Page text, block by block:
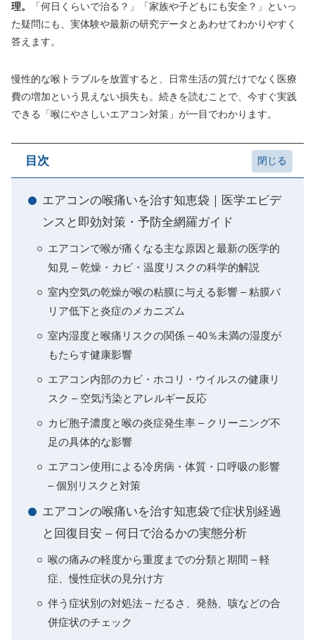
理。
「何日くらいで治る？」「家族や子どもにも安全？」といっ
た疑問にも、実体験や最新の研究データとあわせてわかりやすく
答えます。
慢性的な喉トラブルを放置すると、日常生活の質だけでなく医療
費の増加という見えない損失も。続きを読むことで、今すぐ実践
できる「喉にやさしいエアコン対策」が一目でわかります。
目次
エアコンの喉痛いを治す知恵袋｜医学エビデ
ンスと即効対策・予防全網羅ガイド
エアコンで喉が痛くなる主な原因と最新の医学的
知見 – 乾燥・カビ・温度リスクの科学的解説
室内空気の乾燥が喉の粘膜に与える影響 – 粘膜バ
リア低下と炎症のメカニズム
室内湿度と喉痛リスクの関係 – 40％未満の湿度が
もたらす健康影響
エアコン内部のカビ・ホコリ・ウイルスの健康リ
スク – 空気汚染とアレルギー反応
カビ胞子濃度と喉の炎症発生率 – クリーニング不
足の具体的な影響
エアコン使用による冷房病・体質・口呼吸の影響
– 個別リスクと対策
エアコンの喉痛いを治す知恵袋で症状別経過
と回復目安 – 何日で治るかの実態分析
喉の痛みの軽度から重度までの分類と期間 – 軽
症、慢性症状の見分け方
伴う症状別の対処法 – だるさ、発熱、咳などの合
併症状のチェック